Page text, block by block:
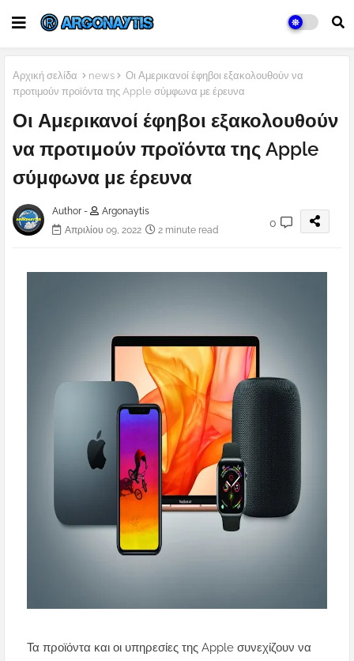
Αρχική σελίδα news
Οι Αμερικανοί έφηβοι εξακολουθούν να
προτιμούν προϊόντα της Apple σύμφωνα με έρευνα
Οι Αμερικανοί έφηβοι εξακολουθούν
να προτιμούν προϊόντα της Apple
σύμφωνα με έρευνα
Author -
Argonaytis
Απριλίου 09, 2022
2 minute read
0
Τα προϊόντα και οι υπηρεσίες της Apple συνεχίζουν να